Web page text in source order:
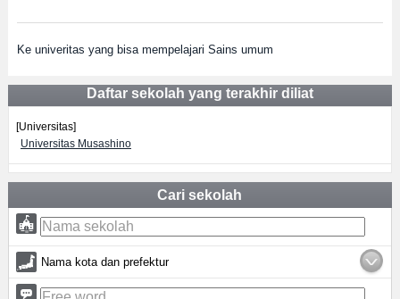
Ke univeritas yang bisa mempelajari Sains umum
Daftar sekolah yang terakhir diliat
[Universitas]
Universitas Musashino
Cari sekolah
Nama kota dan prefektur